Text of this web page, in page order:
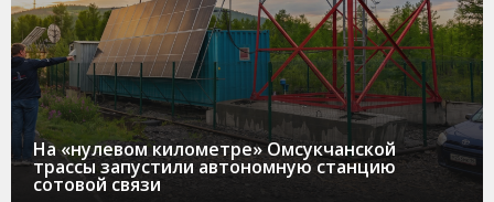
На «нулевом километре» Омсукчанской
трассы запустили автономную станцию
сотовой связи